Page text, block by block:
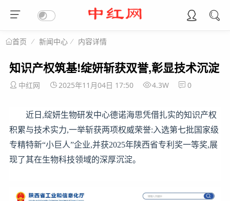
首页 新闻中心 内容详情
知识产权筑基!绽妍斩获双誉,彰显技术沉淀
中红网 2025年11月04日 17:50 4.3W 0
近日,绽妍生物研发中心德诺海思凭借扎实的知识产权
积累与技术实力,一举斩获两项权威荣誉:入选第七批国家级
专精特新“小巨人”企业,并获2025年陕西省专利奖一等奖,展
现了其在生物科技领域的深厚沉淀。